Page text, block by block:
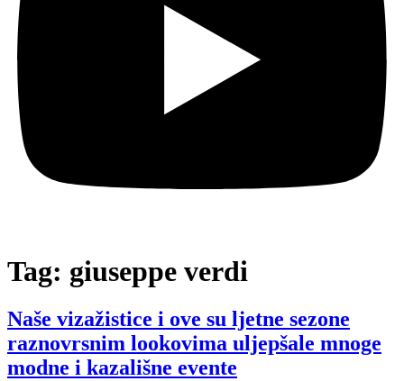
Tag: giuseppe verdi
Naše vizažistice i ove su ljetne sezone
raznovrsnim lookovima uljepšale mnoge
modne i kazališne evente